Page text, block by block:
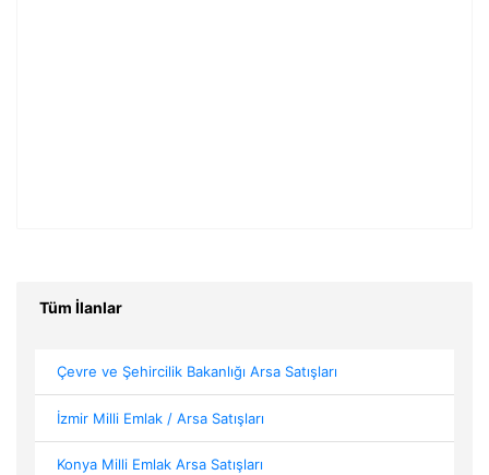
Tüm İlanlar
Çevre ve Şehircilik Bakanlığı Arsa Satışları
İzmir Milli Emlak / Arsa Satışları
Konya Milli Emlak Arsa Satışları